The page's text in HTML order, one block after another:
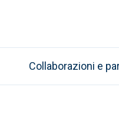
Collaborazioni e